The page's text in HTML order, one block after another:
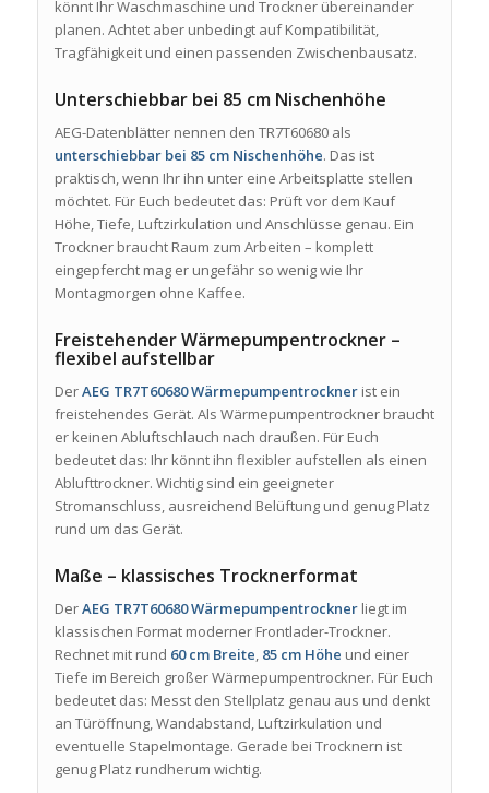
könnt Ihr Waschmaschine und Trockner übereinander
planen. Achtet aber unbedingt auf Kompatibilität,
Tragfähigkeit und einen passenden Zwischenbausatz.
Unterschiebbar bei 85 cm Nischenhöhe
AEG-Datenblätter nennen den TR7T60680 als
unterschiebbar bei 85 cm Nischenhöhe. Das ist
praktisch, wenn Ihr ihn unter eine Arbeitsplatte stellen
möchtet. Für Euch bedeutet das: Prüft vor dem Kauf
Höhe, Tiefe, Luftzirkulation und Anschlüsse genau. Ein
Trockner braucht Raum zum Arbeiten – komplett
eingepfercht mag er ungefähr so wenig wie Ihr
Montagmorgen ohne Kaffee.
Freistehender Wärmepumpentrockner –
flexibel aufstellbar
DerAEG TR7T60680 Wärmepumpentrocknerist ein
freistehendes Gerät. Als Wärmepumpentrockner braucht
er keinen Abluftschlauch nach draußen. Für Euch
bedeutet das: Ihr könnt ihn flexibler aufstellen als einen
Ablufttrockner. Wichtig sind ein geeigneter
Stromanschluss, ausreichend Belüftung und genug Platz
rund um das Gerät.
Maße – klassisches Trocknerformat
DerAEG TR7T60680 Wärmepumpentrocknerliegt im
klassischen Format moderner Frontlader-Trockner.
Rechnet mit rund 60 cm Breite, 85 cm Höhe und einer
Tiefe im Bereich großer Wärmepumpentrockner. Für Euch
bedeutet das: Messt den Stellplatz genau aus und denkt
an Türöffnung, Wandabstand, Luftzirkulation und
eventuelle Stapelmontage. Gerade bei Trocknern ist
genug Platz rundherum wichtig.